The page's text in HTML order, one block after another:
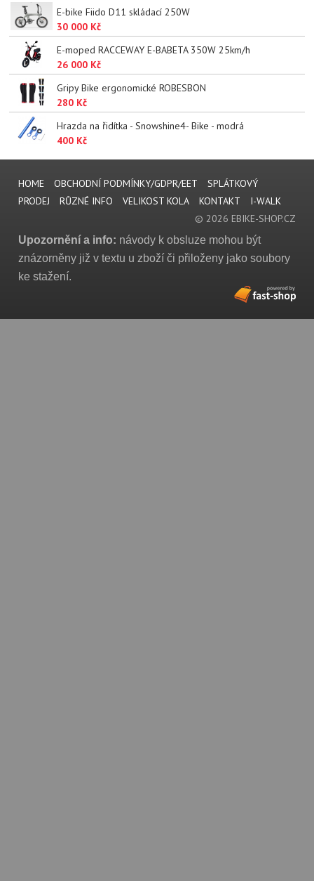
E-bike Fiido D11 skládací 250W
30 000 Kč
E-moped RACCEWAY E-BABETA 350W 25km/h
26 000 Kč
Gripy Bike ergonomické ROBESBON
280 Kč
Hrazda na řidítka - Snowshine4- Bike - modrá
400 Kč
HOME OBCHODNÍ PODMÍNKY/GDPR/EET
SPLÁTKOVÝ
PRODEJ
RŮZNÉ INFO VELIKOST KOLA KONTAKT
I-WALK
© 2026 EBIKE-SHOP.CZ
Upozornění a info: návody k obsluze mohou být
znázorněny již v textu u zboží či přiloženy jako soubory
ke stažení.